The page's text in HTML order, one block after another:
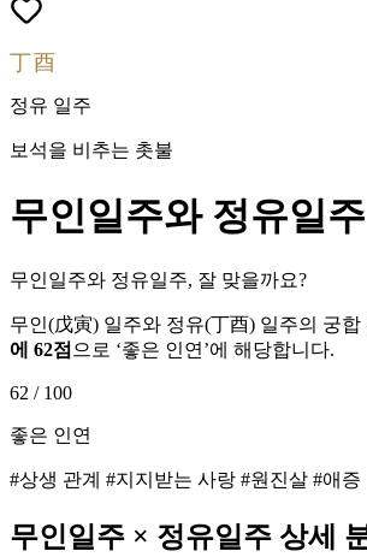
丁酉
정유 일주
보석을 비추는 촛불
무인일주와 정유일
무인일주와 정유일주, 잘 맞을까요?
무인(戊寅) 일주와 정유(丁酉) 일주의 궁합
에 62점 으로 ‘좋은 인연 ’에 해당합니다.
62 / 100
좋은 인연
#상생 관계 #지지받는 사랑 #원진살 #애증
무인일주 × 정유일주 상세